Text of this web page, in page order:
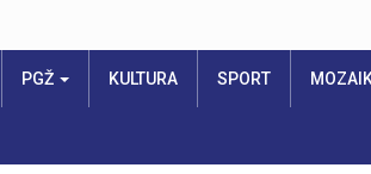
PGŽ KULTURA SPORT